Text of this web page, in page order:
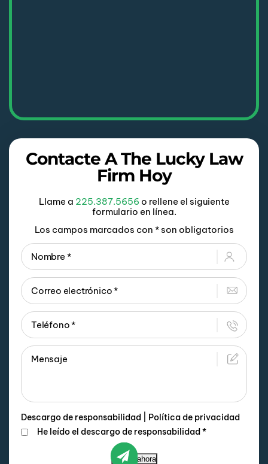
Contacte A The Lucky Law
Firm Hoy
Llame a 225.387.5656 o rellene el siguiente
formulario en línea.
Los campos marcados con * son obligatorios
Descargo de responsabilidad
Política de privacidad
He leído el descargo de responsabilidad *
Enviar ahora